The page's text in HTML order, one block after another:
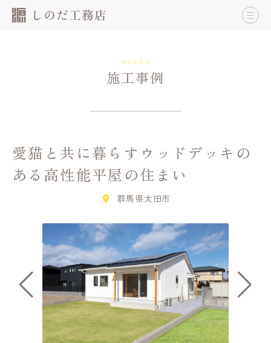
works
施工事例
愛猫と共に暮らすウッドデッキの
ある高性能平屋の住まい
群馬県太田市